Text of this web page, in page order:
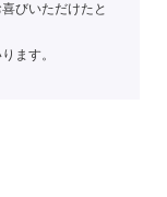
びいただけたと
ます。